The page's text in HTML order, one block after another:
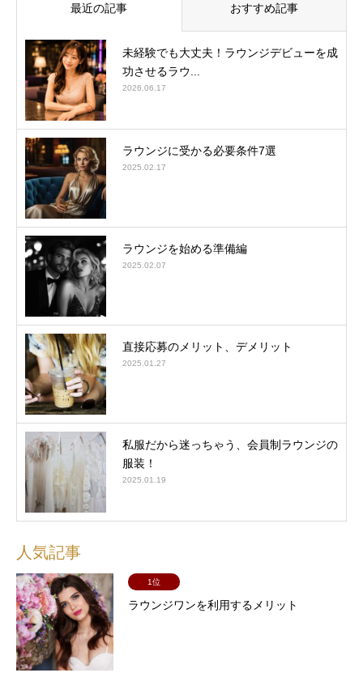
最近の記事 おすすめ記事
未経験でも大丈夫！ラウンジデビューを成
功させるラウ...
2026.06.17
ラウンジに受かる必要条件7選
2025.02.17
ラウンジを始める準備編
2025.02.07
直接応募のメリット、デメリット
2025.01.27
私服だから迷っちゃう、会員制ラウンジの
服装！
2025.01.19
人気記事
1位
ラウンジワンを利用するメリット